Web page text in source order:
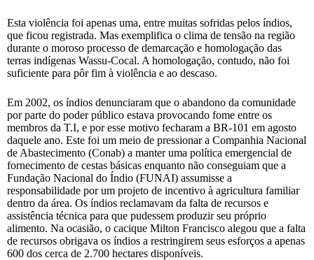
Esta violência foi apenas uma, entre muitas sofridas pelos índios,
que ficou registrada. Mas exemplifica o clima de tensão na região
durante o moroso processo de demarcação e homologação das
terras indígenas Wassu-Cocal. A homologação, contudo, não foi
suficiente para pôr fim à violência e ao descaso.
Em 2002, os índios denunciaram que o abandono da comunidade
por parte do poder público estava provocando fome entre os
membros da T.I, e por esse motivo fecharam a BR-101 em agosto
daquele ano. Este foi um meio de pressionar a Companhia Nacional
de Abastecimento (Conab) a manter uma política emergencial de
fornecimento de cestas básicas enquanto não conseguiam que a
Fundação Nacional do Índio (FUNAI) assumisse a
responsabilidade por um projeto de incentivo à agricultura familiar
dentro da área. Os índios reclamavam da falta de recursos e
assistência técnica para que pudessem produzir seu próprio
alimento. Na ocasião, o cacique Milton Francisco alegou que a falta
de recursos obrigava os índios a restringirem seus esforços a apenas
600 dos cerca de 2.700 hectares disponíveis.